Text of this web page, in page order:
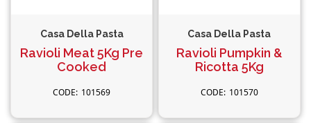
Casa Della Pasta
Ravioli Meat 5Kg Pre
Cooked
101569
Casa Della Pasta
Ravioli Pumpkin &
Ricotta 5Kg
101570